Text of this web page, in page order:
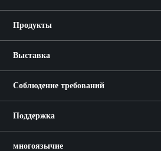
Продукты
Выставка
Соблюдение требований
Поддержка
многоязычие